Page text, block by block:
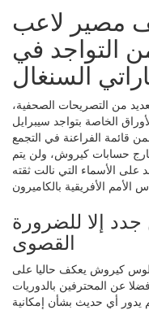
مصير لاعب
التواجد في
السنغال
من التصريحات الصحفية،
الخاصة بتواجد سيبرايل
قائمة الفراعنة في التجمع
حسابات كيروش، ولن يتم
على الأسماء التي نالت ثقته
إلا للضرورة
القصوى
كيروش يعكف حاليا على
عن المحترفين بالدوريات
يدور أي حديث بشأن إمكانية